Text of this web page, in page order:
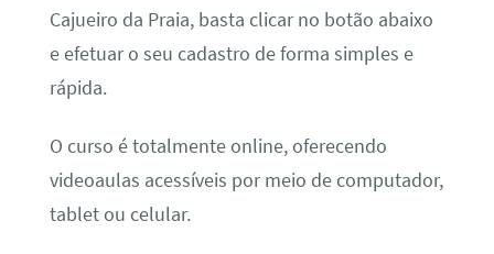
Cajueiro da Praia, basta clicar no botão abaixo
e efetuar o seu cadastro de forma simples e
rápida.
O curso é totalmente online, oferecendo
videoaulas acessíveis por meio de computador,
tablet ou celular.